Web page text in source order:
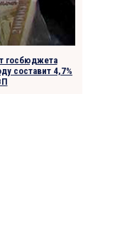
госбюджета
составит 4,7%